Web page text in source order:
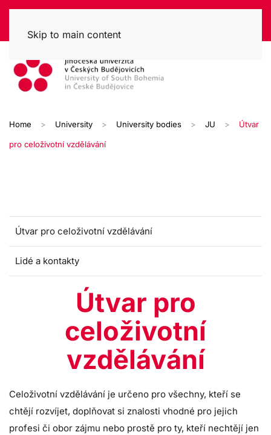
Skip to main content
Home University University bodies JU Útvar
pro celoživotní vzdělávání
Útvar pro celoživotní vzdělávání
Lidé a kontakty
Útvar pro
celoživotní
vzdělávání
Celoživotní vzdělávání je určeno pro všechny, kteří se
chtějí rozvíjet, doplňovat si znalosti vhodné pro jejich
profesi či obor zájmu nebo prostě pro ty, kteří nechtějí jen